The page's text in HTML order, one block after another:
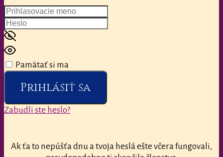
Pamätať si ma
Prihlásiť sa
Zabudli ste heslo?
Ak ťa to nepúšťa dnu a tvoja heslá ešte včera fungovali,